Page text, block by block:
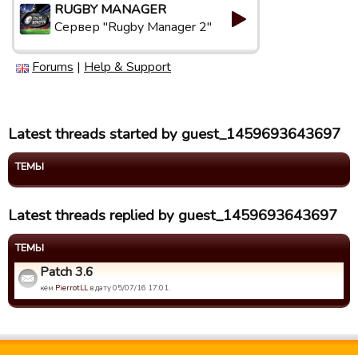
RUGBY MANAGER
Сервер "Rugby Manager 2"
Forums | Help & Support
Latest threads started by guest_1459693643697
ТЕМЫ
Latest threads replied by guest_1459693643697
ТЕМЫ
Patch 3.6
кем PierrotLLв дату 05/07/16 17:01.